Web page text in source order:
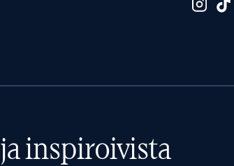
inspiroivista